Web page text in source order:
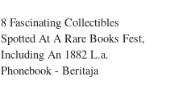
8 Fascinating Collectibles
Spotted At A Rare Books Fest,
Including An 1882 L.a.
Phonebook - Beritaja